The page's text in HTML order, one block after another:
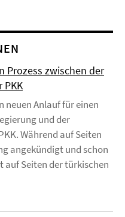
Prozess zwischen der
PKK
neuen Anlauf für einen
und der
Während auf Seiten
angekündigt und schon
auf Seiten der türkischen